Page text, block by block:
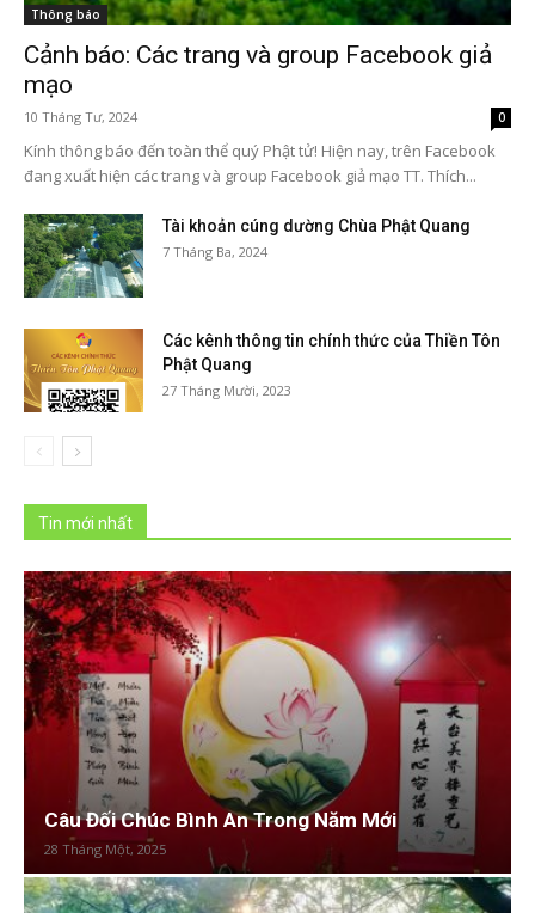
Thông báo
Cảnh báo: Các trang và group Facebook giả
mạo
10 Tháng Tư, 2024 0
Kính thông báo đến toàn thể quý Phật tử! Hiện nay, trên Facebook
đang xuất hiện các trang và group Facebook giả mạo TT. Thích...
Tài khoản cúng dường Chùa Phật Quang
7 Tháng Ba, 2024
Các kênh thông tin chính thức của Thiền Tôn
Phật Quang
27 Tháng Mười, 2023
Tin mới nhất
Câu Đối Chúc Bình An Trong Năm Mới
28 Tháng Một, 2025